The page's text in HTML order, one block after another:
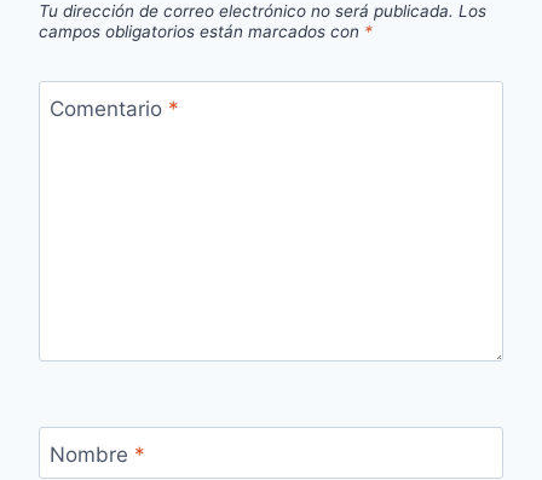
Tu dirección de correo electrónico no será publicada. Los
campos obligatorios están marcados con *
Comentario *
Nombre *